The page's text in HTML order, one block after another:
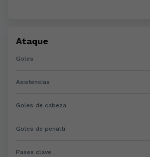
Ataque
Goles
Asistencias
Goles de cabeza
Goles de penalti
Pases clave